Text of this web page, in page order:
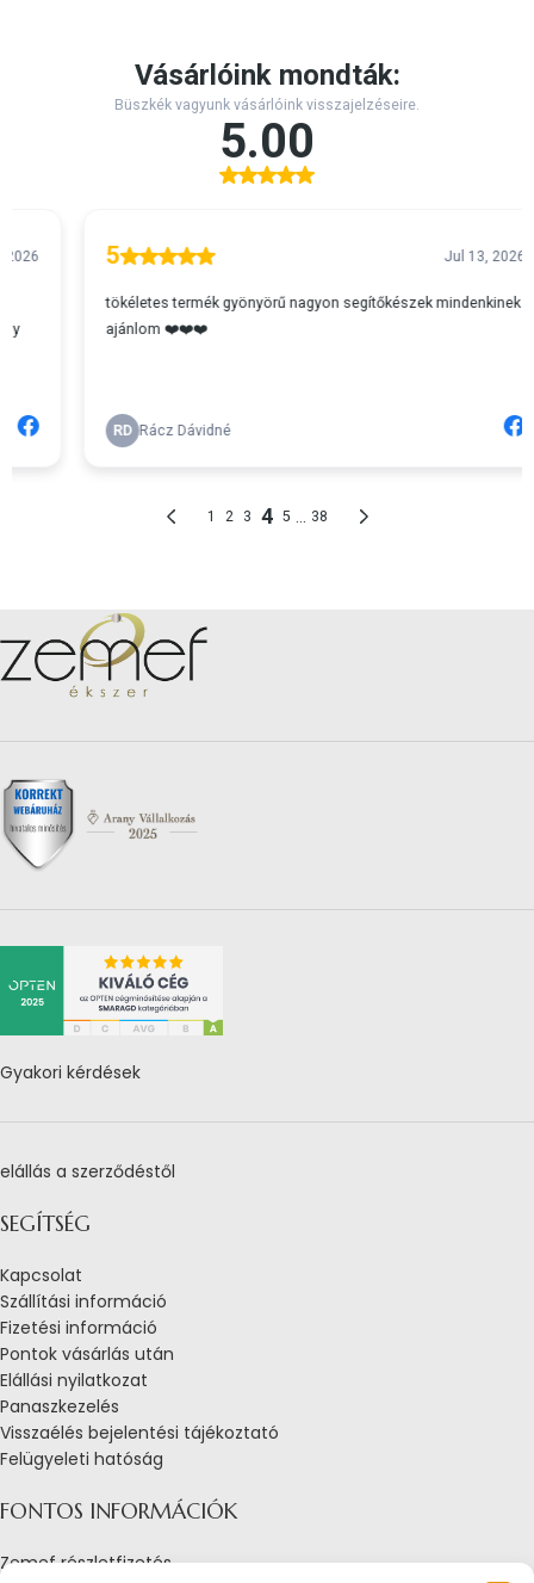
Gyakori kérdések
elállás a szerződéstől
SEGÍTSÉG
Kapcsolat
Szállítási információ
Fizetési információ
Pontok vásárlás után
Elállási nyilatkozat
Panaszkezelés
Visszaélés bejelentési tájékoztató
Felügyeleti hatóság
FONTOS INFORMÁCIÓK
Zemef részletfizetés